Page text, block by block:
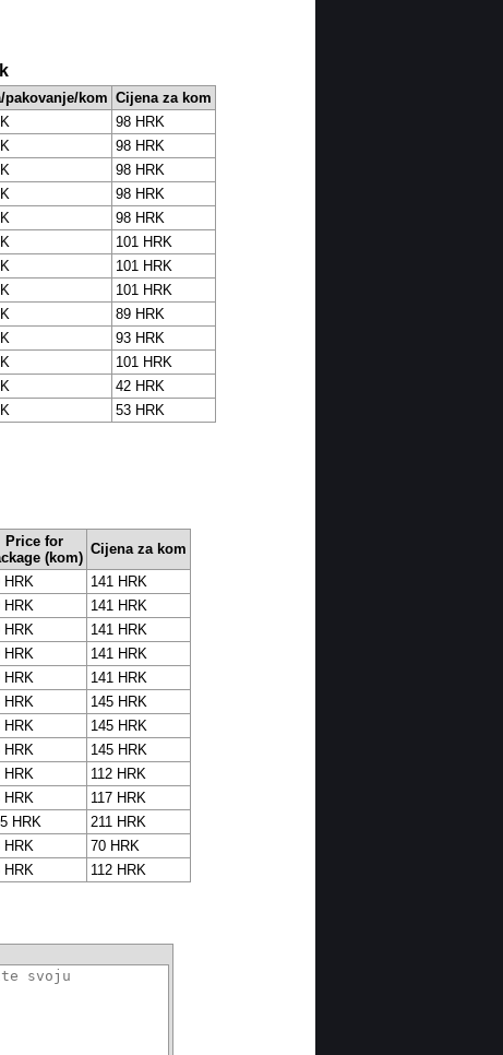
pakovanje/kom Cijena za kom
98 HRK
98 HRK
98 HRK
98 HRK
98 HRK
101 HRK
101 HRK
101 HRK
89 HRK
93 HRK
101 HRK
42 HRK
53 HRK
Price for
(kom)
Cijena za kom
HRK
141 HRK
HRK
141 HRK
HRK
141 HRK
HRK
141 HRK
HRK
141 HRK
HRK
145 HRK
HRK
145 HRK
HRK
145 HRK
HRK
112 HRK
HRK
117 HRK
HRK
211 HRK
HRK
70 HRK
HRK 112 HRK